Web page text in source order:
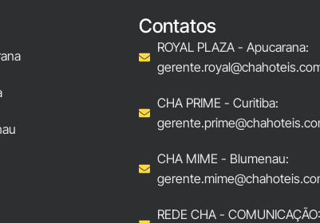
Contatos
ROYAL PLAZA - Apucarana:
CHA PRIME - Curitiba:
CHA MIME - Blumenau:
REDE CHA - COMUNICAÇÃO: